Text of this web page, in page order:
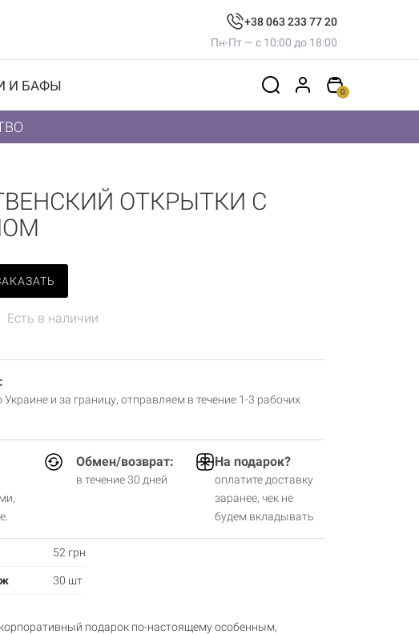
+38 063 233 77 20
Пн-Пт — с 10:00 до 18:00
И БАФЫ 0
ОТКРЫТКИ С
Есть в наличии
Украине и за границу, отправляем в течение 1-3 рабочих
Обмен/возврат:
в течение 30 дней
На подарок?
оплатите доставку
заранее, чек не
будем вкладывать
52 грн
30 шт
подарок по-настоящему особенным,